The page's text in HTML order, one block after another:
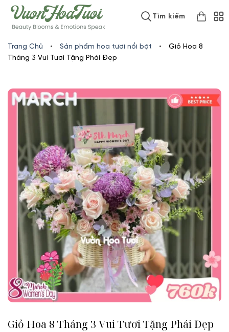
www.vuonhoatuoi.vnSkip
to
content
Tìm kiếm
Trang Chủ • Sản phẩm hoa tươi nổi bật •
Giỏ Hoa 8
Tháng 3 Vui Tươi Tặng Phái Đẹp
Giỏ Hoa 8 Tháng 3 Vui Tươi Tặng Phái Đẹp